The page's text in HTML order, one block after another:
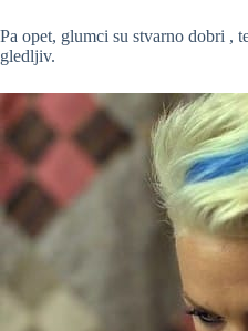
Pa opet, glumci su stvarno dobri ,
gledljiv.